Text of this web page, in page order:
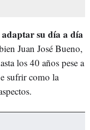
su día a día
Juan José Bueno,
los 40 años pese a
sufrir como la